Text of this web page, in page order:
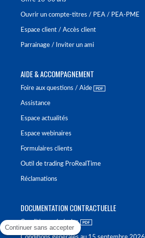
Ouvrir un compte-titres / PEA / PEA-PME
Espace client / Accès client
Parrainage / Inviter un ami
AIDE & ACCOMPAGNEMENT
Foire aux questions / Aide
Assistance
Espace actualités
Espace webinaires
Formulaires clients
Outil de trading ProRealTime
Réclamations
DOCUMENTATION CONTRACTUELLE
Conditions générales
Continuer sans accepter